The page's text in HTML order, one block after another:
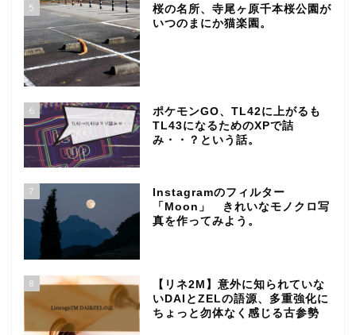
5
桜の名所、寺尾ヶ原千本桜公園が
いつのまにか猫楽園。
6
ポケモンGO、TL42に上がるも
TL43になるためのXPで詰
み・・？という話。
7
Instagramのフィルター
「Moon」 きれいなモノクロ写
真を作ってみよう。
8
【リネ2M】意外に知られていな
いDAIとZELの語源、多重強化に
ちょっと勿体なく感じる古参勢